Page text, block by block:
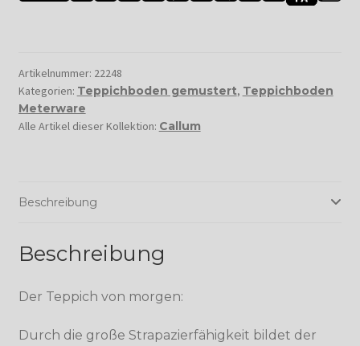
Artikelnummer: 22248
Kategorien: Teppichboden gemustert, Teppichboden
Meterware
Alle Artikel dieser Kollektion: Callum
Beschreibung
Beschreibung
Der Teppich von morgen:
Durch die große Strapazierfähigkeit bildet der